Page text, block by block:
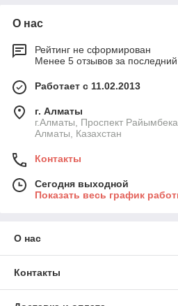
О нас
Рейтинг не сформирован
Менее 5 отзывов за последний
Работает с 11.02.2013
г. Алматы
г.Алматы, Проспект
Алматы, Казахстан
Контакты
Сегодня выходной
Показать весь график
О нас
Контакты